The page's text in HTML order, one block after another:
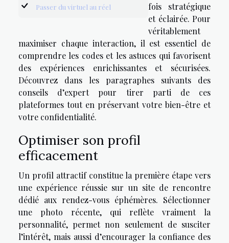
Passer du virtuel au réel
fois stratégique
et éclairée. Pour
véritablement
maximiser chaque interaction, il est essentiel de
comprendre les codes et les astuces qui favorisent
des expériences enrichissantes et sécurisées.
Découvrez dans les paragraphes suivants des
conseils d’expert pour tirer parti de ces
plateformes tout en préservant votre bien-être et
votre confidentialité.
Optimiser son profil
efficacement
Un profil attractif constitue la première étape vers
une expérience réussie sur un site de rencontre
dédié aux rendez-vous éphémères. Sélectionner
une photo récente, qui reflète vraiment la
personnalité, permet non seulement de susciter
l’intérêt, mais aussi d’encourager la confiance des